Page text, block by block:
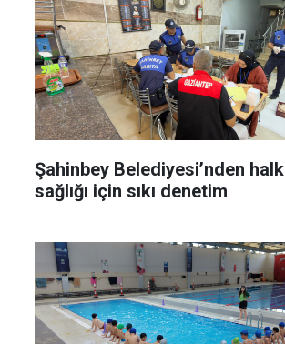
Şahinbey Belediyesi’nden halk
sağlığı için sıkı denetim